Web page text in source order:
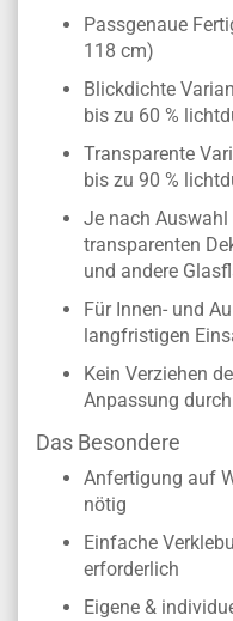
Passgenaue
118 cm)
Blickdichte
bis zu 60 %
Transparente
bis zu 90 %
Je nach
transparenten
und andere
Für Innen- und
langfristigen
Kein Verziehen
Anpassung
Das Besondere
Anfertigung auf
nötig
Einfache
erforderlich
Eigene &